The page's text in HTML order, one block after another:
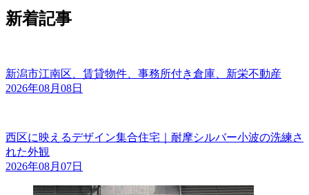
新着記事
新潟市江南区、賃貸物件、事務所付き倉庫、新栄不動産
2026年08月08日
西区に映えるデザイン集合住宅｜耐摩シルバー小波の洗練さ
れた外観
2026年08月07日